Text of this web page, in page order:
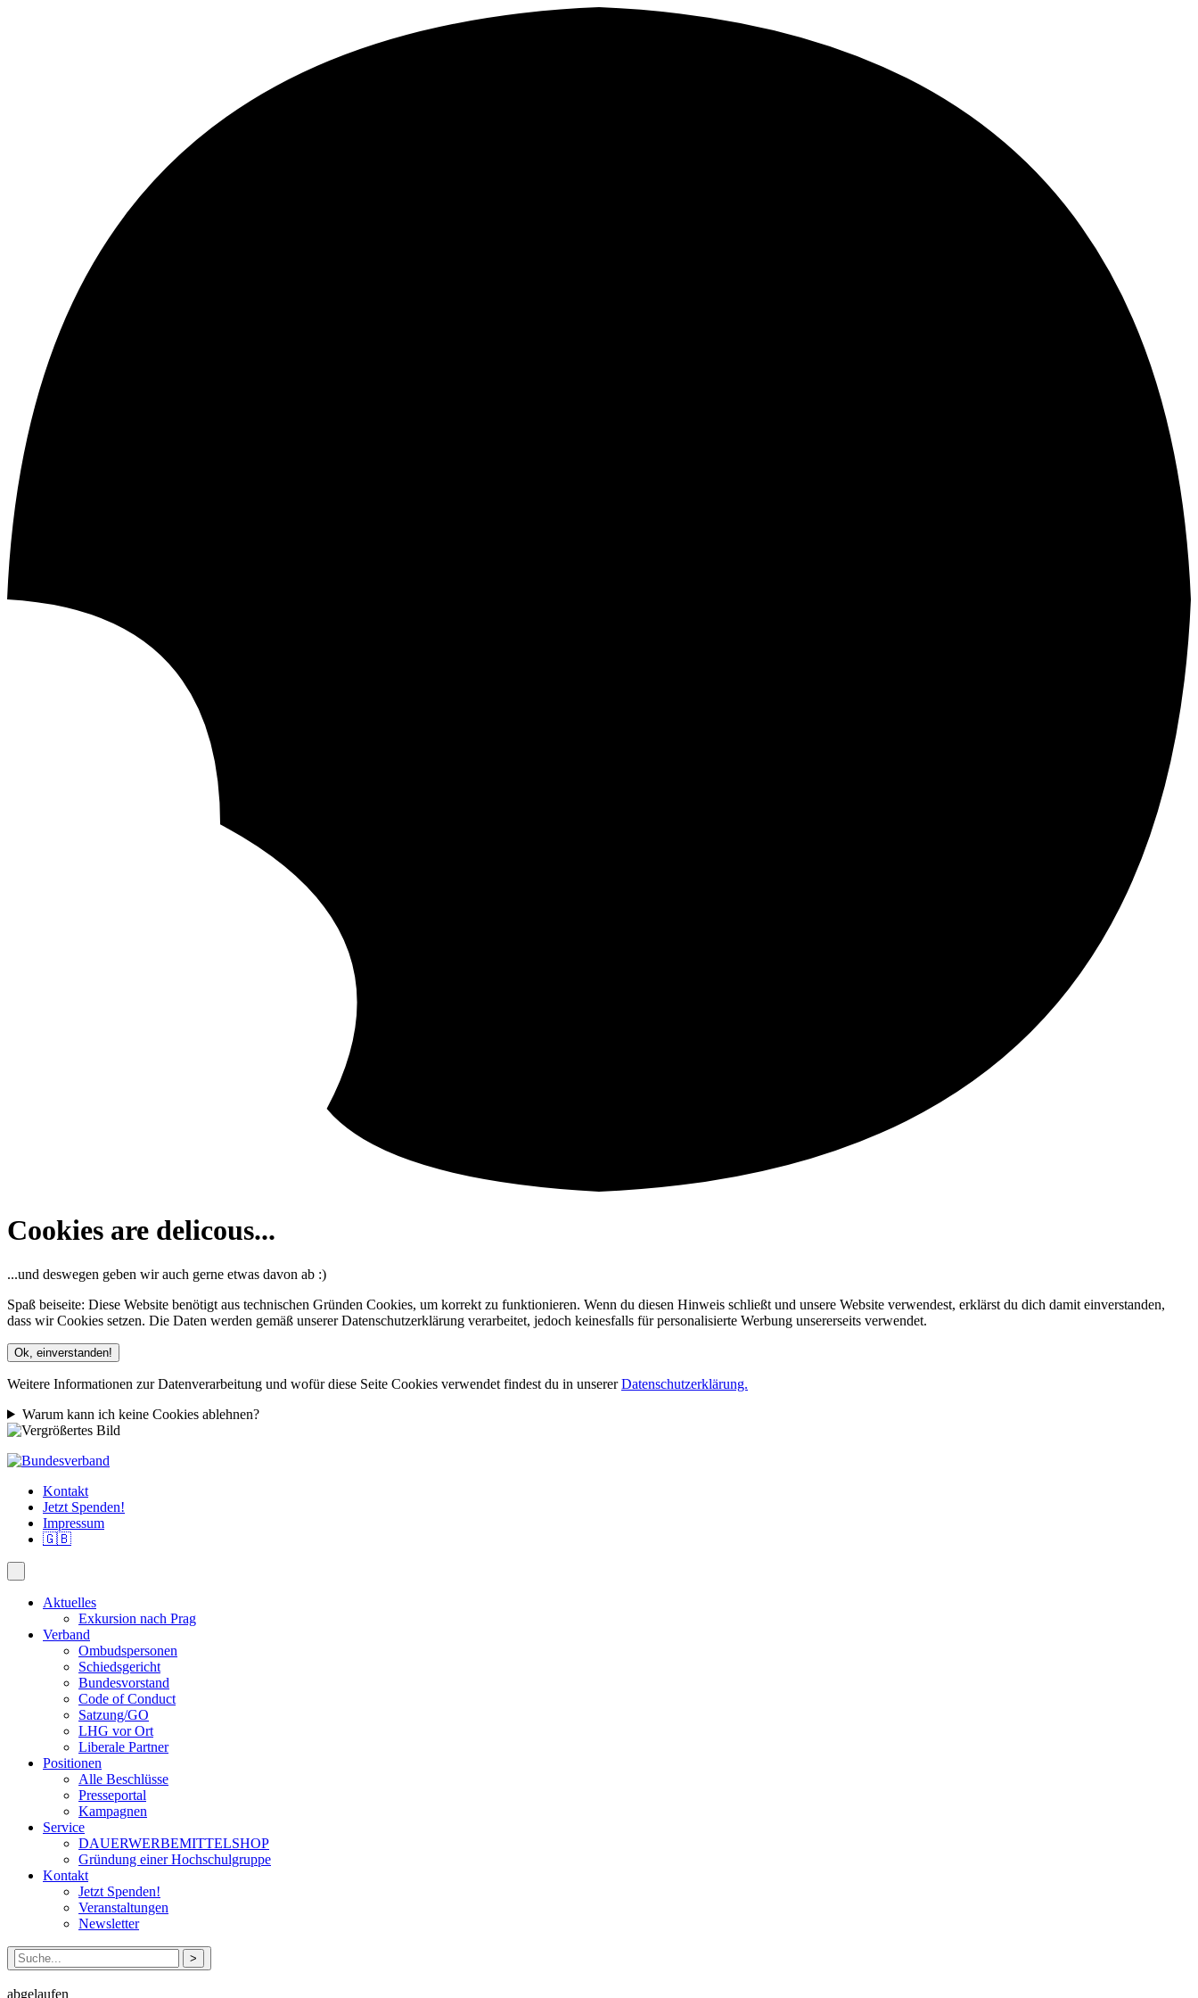
Cookies are delicous...
...und deswegen geben wir auch gerne etwas davon ab :)
Spaß beiseite: Diese Website benötigt aus technischen Gründen Cookies, um korrekt zu funktionieren. Wenn du diesen Hinweis schließt und unsere Website verwendest, erklärst du dich damit einverstanden,
dass wir Cookies setzen. Die Daten werden gemäß unserer Datenschutzerklärung verarbeitet, jedoch keinesfalls für personalisierte Werbung unsererseits verwendet.
Ok, einverstanden!
Weitere Informationen zur Datenverarbeitung und wofür diese Seite Cookies verwendet findest du in unsererDatenschutzerklärung.
Warum kann ich keine Cookies ablehnen?
Kontakt
Jetzt Spenden!
Impressum
🇬🇧
Aktuelles
Exkursion nach Prag
Verband
Ombudspersonen
Schiedsgericht
Bundesvorstand
Code of Conduct
Satzung/GO
LHG vor Ort
Liberale Partner
Positionen
Alle Beschlüsse
Presseportal
Kampagnen
Service
DAUERWERBEMITTELSHOP
Gründung einer Hochschulgruppe
Kontakt
Jetzt Spenden!
Veranstaltungen
Newsletter
Suche
nach:
abgelaufen